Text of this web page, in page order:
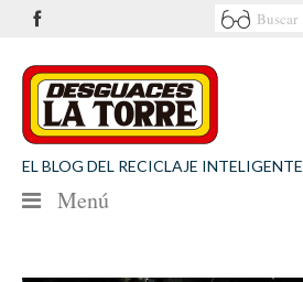
EL BLOG DEL RECICLAJE INTELIGENTE
Menú